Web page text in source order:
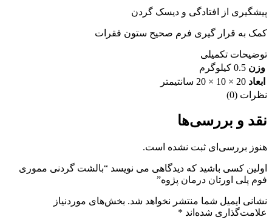
پیشگیری از افتادگی و دیسک گردن
کمک به قرار گیری فرم صحیح ستون فقرات
توضیحات تکمیلی
وزن 0.5 کیلوگرم
ابعاد 20 × 10 × 20 سانتیمتر
نظرات (0)
نقد و بررسی‌ها
هنوز بررسی‌ای ثبت نشده است.
اولین کسی باشید که دیدگاهی می نویسد “بالشت گردنی مموری
فوم پلی اورتان درمان پژوه”
نشانی ایمیل شما منتشر نخواهد شد. بخش‌های موردنیاز
علامت‌گذاری شده‌اند *